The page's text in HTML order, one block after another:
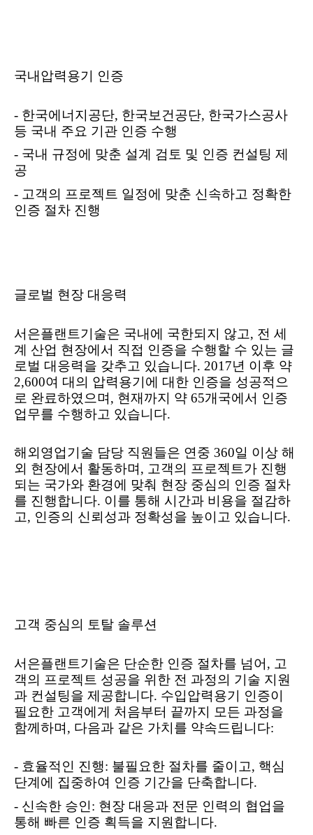
국내압력용기 인증
- 한국에너지공단, 한국보건공단, 한국가스공사
등 국내 주요 기관 인증 수행
- 국내 규정에 맞춘 설계 검토 및 인증 컨설팅 제
공
- 고객의 프로젝트 일정에 맞춘 신속하고 정확한
인증 절차 진행
글로벌 현장 대응력
서은플랜트기술은 국내에 국한되지 않고, 전 세
계 산업 현장에서 직접 인증을 수행할 수 있는 글
로벌 대응력을 갖추고 있습니다. 2017년 이후 약
2,600여 대의 압력용기에 대한 인증을 성공적으
로 완료하였으며, 현재까지 약 65개국에서 인증
업무를 수행하고 있습니다.
해외영업기술 담당 직원들은 연중 360일 이상 해
외 현장에서 활동하며 , 고객의 프로젝트가 진행
되는 국가와 환경에 맞춰 현장 중심의 인증 절차
를 진행합니다. 이를 통해 시간과 비용을 절감하
고, 인증의 신뢰성과 정확성을 높이고 있습니다.
고객 중심의 토탈 솔루션
서은플랜트기술은 단순한 인증 절차를 넘어, 고
객의 프로젝트 성공을 위한 전 과정의 기술 지원
과 컨설팅을 제공합니다. 수입압력용기 인증이
필요한 고객에게 처음부터 끝까지 모든 과정을
함께하며, 다음과 같은 가치를 약속드립니다:
- 효율적인 진행: 불필요한 절차를 줄이고, 핵심
단계에 집중하여 인증 기간을 단축합니다.
- 신속한 승인: 현장 대응과 전문 인력의 협업을
통해 빠른 인증 획득을 지원합니다.